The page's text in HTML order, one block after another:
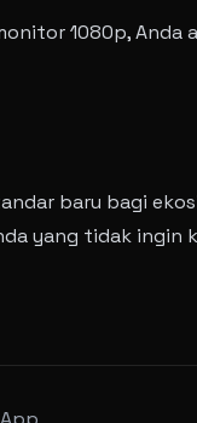
1080p, Anda
baru bagi
yang tidak ingin